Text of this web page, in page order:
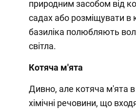
природним засобом від
садах або розміщувати в
базиліка полюбляють
світла.
Котяча м'ята
Дивно, але котяча м'ята
хімічні речовини, що